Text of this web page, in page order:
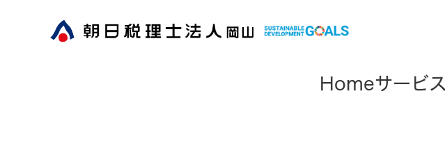
Homeサービス